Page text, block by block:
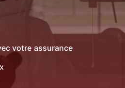
votre assurance